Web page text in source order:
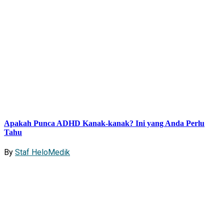
Apakah Punca ADHD Kanak-kanak? Ini yang Anda Perlu
Tahu
By Staf HeloMedik